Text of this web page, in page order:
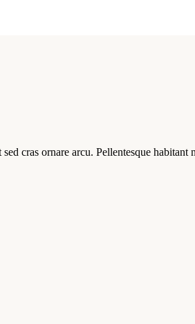
cras ornare arcu. Pellentesque habitant